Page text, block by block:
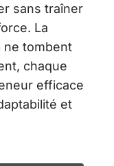
sans traîner
La
ne tombent
chaque
efficace
et